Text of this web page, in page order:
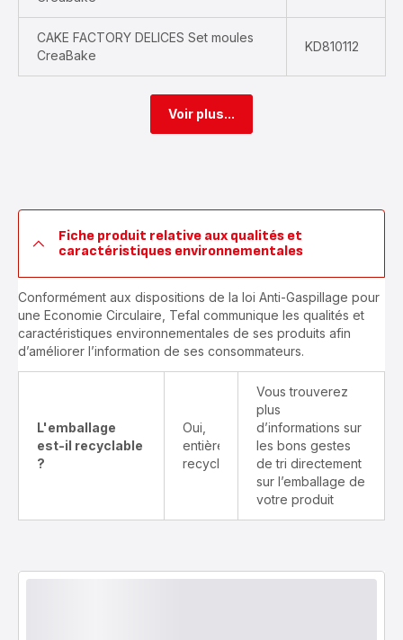
CAKE FACTORY DELICES Set moules
CreaBake
KD810112
Voir plus...
Fiche produit relative aux qualités et
caractéristiques environnementales
Conformément aux dispositions de la loi Anti-Gaspillage pour
une Economie Circulaire, Tefal communique les qualités et
caractéristiques environnementales de ses produits afin
d’améliorer l’information de ses consommateurs.
L'emballage
est-il recyclable
?
Oui,
entièrement
recyclable
Vous trouverez
plus
d’informations sur
les bons gestes
de tri directement
sur l’emballage de
votre produit